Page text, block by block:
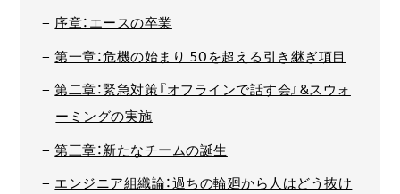
序章：エースの卒業
第一章：危機の始まり 50を超える引き継ぎ項目
第二章：緊急対策『オフラインで話す会』&スウォ
ーミングの実施
第三章：新たなチームの誕生
エンジニア組織論：過ちの輪廻から人はどう抜け